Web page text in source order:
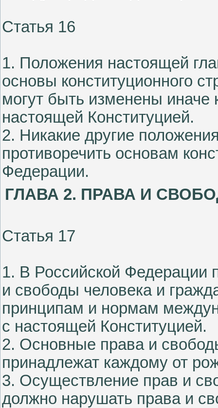
Статья 16
1. Положения настоящей
основы конституционного
могут быть изменены иначе
настоящей Конституцией.
2. Никакие другие
противоречить основам
Федерации.
ГЛАВА 2. ПРАВА И
Статья 17
1. В Российской Федерации
и свободы человека и
принципам и нормам
с настоящей Конституцией.
2. Основные права и
принадлежат каждому от
3. Осуществление прав и
должно нарушать права и